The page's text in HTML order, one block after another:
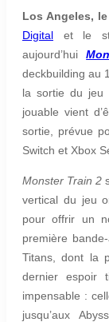
Los Angeles,
Digital et le
aujourd’hui
deckbuilding au
la sortie du jeu
jouable vient
sortie, prévue
Switch et Xbox
Monster Train 2
vertical du jeu
pour offrir un
première
Titans, dont la
dernier espoir
impensable :
jusqu’aux